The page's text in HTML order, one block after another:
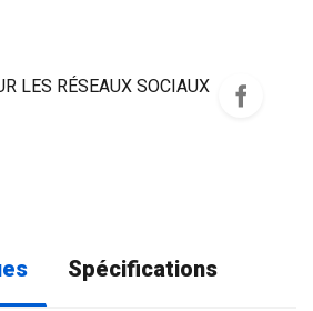
LES RÉSEAUX SOCIAUX
Spécifications